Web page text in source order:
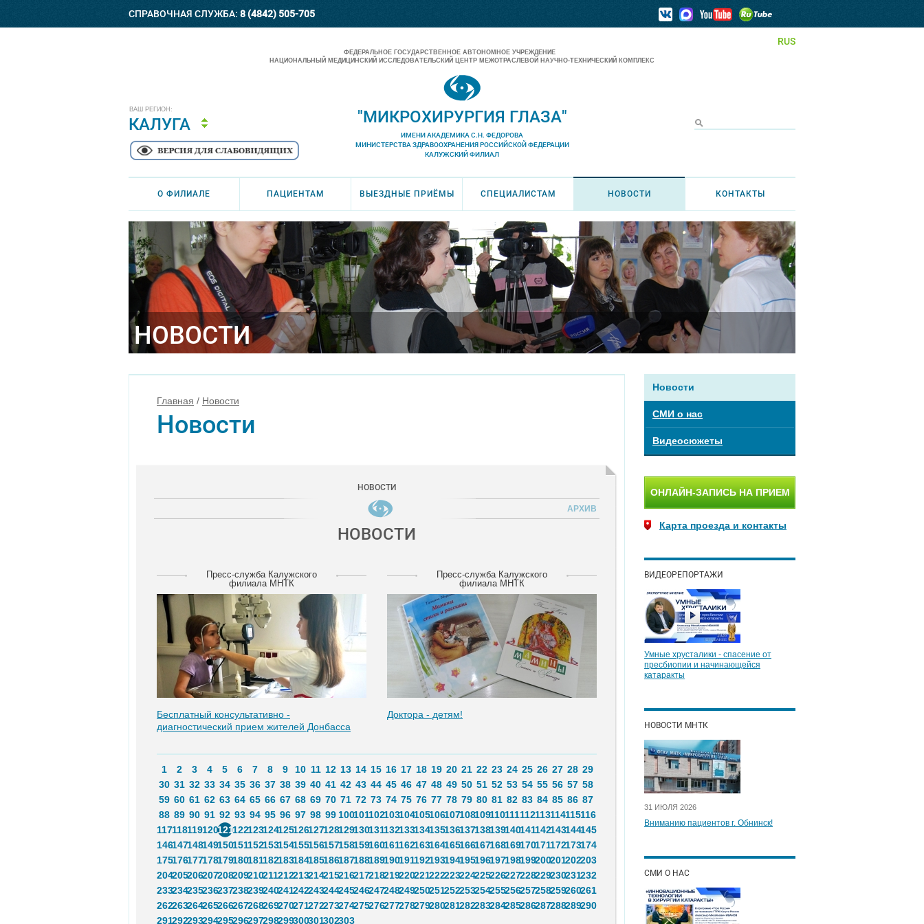
СПРАВОЧНАЯ СЛУЖБА: 8 (4842) 505-705
RUS
ВАШ РЕГИОН:
КАЛУГА
ФЕДЕРАЛЬНОЕ ГОСУДАРСТВЕННОЕ АВТОНОМНОЕ УЧРЕЖДЕНИЕ
НАЦИОНАЛЬНЫЙ МЕДИЦИНСКИЙ ИССЛЕДОВАТЕЛЬСКИЙ ЦЕНТР МЕЖОТРАСЛЕВОЙ НАУЧНО-ТЕХНИЧЕСКИЙ КОМПЛЕКС
"МИКРОХИРУРГИЯ ГЛАЗА"
ИМЕНИ АКАДЕМИКА С.Н. ФЕДОРОВА
МИНИСТЕРСТВА ЗДРАВООХРАНЕНИЯ РОССИЙСКОЙ ФЕДЕРАЦИИ
КАЛУЖСКИЙ ФИЛИАЛ
О ФИЛИАЛЕ ПАЦИЕНТАМ ВЫЕЗДНЫЕ ПРИЁМЫ СПЕЦИАЛИСТАМ НОВОСТИ КОНТАКТЫ
НОВОСТИ
Главная / Новости
Новости
НОВОСТИ
АРХИВ
НОВОСТИ
Пресс-служба Калужского
филиала МНТК
Бесплатный консультативно -
диагностический прием жителей Донбасса
Пресс-служба Калужского
филиала МНТК
Доктора - детям!
1 2 3 4 5 6 7 8 9 10 11 12 13 14 15 16 17 18 19 20 21 22 23 24 25 26 27 28 29
30 31 32 33 34 35 36 37 38 39 40 41 42 43 44 45 46 47 48 49 50 51 52 53 54 55 56 57 58
59 60 61 62 63 64 65 66 67 68 69 70 71 72 73 74 75 76 77 78 79 80 81 82 83 84 85 86 87
88 89 90 91 92 93 94 95 96 97 98 99 100101102103104105106107108109110111112113114115116
117118119120121122123124125126127128129130131132133134135136137138139140141142143144145
146147148149150151152153154155156157158159160161162163164165166167168169170171172173174
175176177178179180181182183184185186187188189190191192193194195196197198199200201202203
204205206207208209210211212213214215216217218219220221222223224225226227228229230231232
233234235236237238239240241242243244245246247248249250251252253254255256257258259260261
262263264265266267268269270271272273274275276277278279280281282283284285286287288289290
291292293294295296297298299300301302303
Новости
СМИ о нас
Видеосюжеты
ОНЛАЙН-ЗАПИСЬ НА ПРИЕМ
Карта проезда и контакты
ВИДЕОРЕПОРТАЖИ
Умные хрусталики - спасение от
пресбиопии и начинающейся
катаракты
НОВОСТИ МНТК
31 ИЮЛЯ 2026
Вниманию пациентов г. Обнинск!
СМИ О НАС